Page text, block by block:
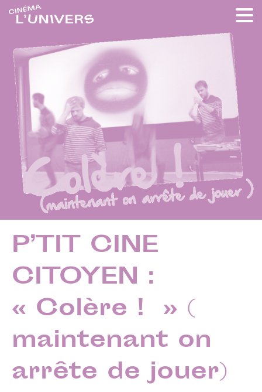
P’TIT CINE
CITOYEN :
« Colère ! » (
maintenant on
arrête de jouer)